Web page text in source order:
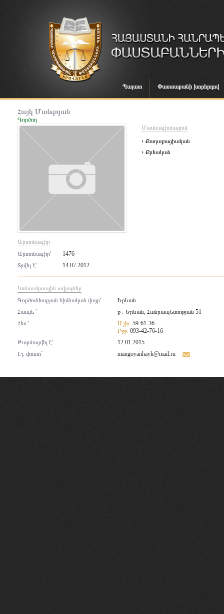
Պալատ Փաստաբանի խորհրդով
Հայկ Մանգոյան
Գործող
Արտոնագիր
Արտոնագիր՝
1476
Տրվել է՝
14.07.2012
Մասնագիտացում
› Քաղաքացիական
› Քրեական
Կոնտակտային տվյալներ
Գործունեության հիմնական վայր՝
Երևան
Հասցե `
ք․ Երևան, Հանրապետության 51
Հեռ.՝
Աշխ. 59-61-36
Բջջ. 093-42-76-16
Թարմացվել է՝
12.01.2015
Էլ. փոստ`
mangoyanhayk@mail.ru